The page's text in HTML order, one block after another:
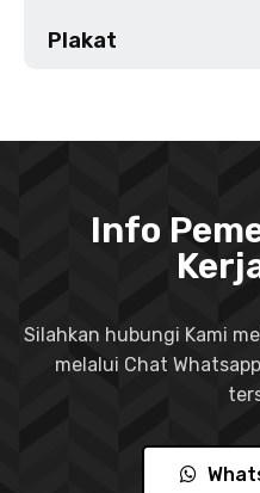
Plakat
Info
Silahkan hubungi Kami
melalui Chat